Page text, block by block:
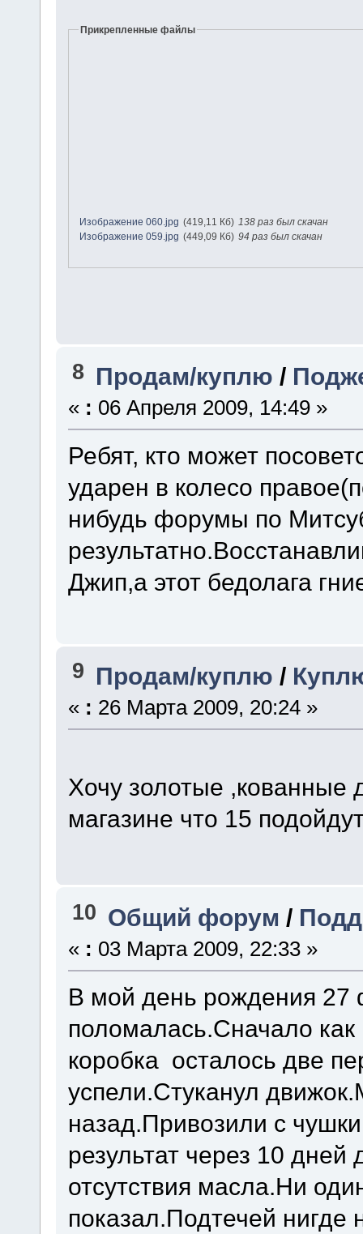
Прикрепленные файлы
Изображение 060.jpg (419,11 Кб) 138 раз был скачан
Изображение 059.jpg (449,09 Кб) 94 раз был скачан
8 Продам/куплю /
« : 06 Апреля 2009, 14:49 »
Ребят, кто может
ударен в колесо
нибудь форумы по
Джип,а этот бедолага
9 Продам/куплю /
« : 26 Марта 2009, 20:24 »
Хочу золотые ,кованные
магазине что 15
10 Общий форум /
« : 03 Марта 2009, 22:33 »
В мой день рождения 27
поломалась.Сначало
коробка осталось две
успели.Стуканул
назад.Привозили с
результат через 10 дней
отсутствия масла.Ни
показал.Подтечей нигде